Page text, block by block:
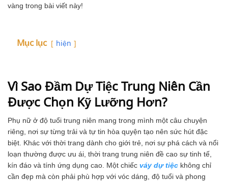
vàng trong bài viết này!
Mục lục hiện
Vì Sao Đầm Dự Tiệc Trung Niên Cần
Được Chọn Kỹ Lưỡng Hơn?
Phụ nữ ở độ tuổi trung niên mang trong mình một câu chuyện
riêng, nơi sự từng trải và tự tin hòa quyện tạo nên sức hút đặc
biệt. Khác với thời trang dành cho giới trẻ, nơi sự phá cách và nổi
loạn thường được ưu ái, thời trang trung niên đề cao sự tinh tế,
kín đáo và tính ứng dụng cao. Một chiếc váy dự tiệc không chỉ
cần đẹp mà còn phải phù hợp với vóc dáng, độ tuổi và phong